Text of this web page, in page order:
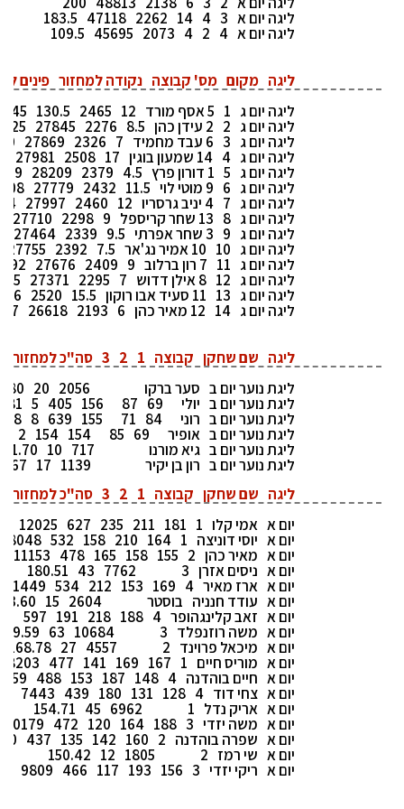
ליגה יום א 3
4
14
2262
47118
183.5
ליגה יום א 4
2
4
2073
45695
109.5
ליגה מקום מס' קבוצה נקודה למחזור פינים
ליגה יום ג 1 5 אסף מורד 12
2465
130.5
245
ליגה יום ג 2 2 עידן כהן 8.5
2276
27845
125
ליגה יום ג 3 6 עבד מחמיד 7
2326
27869
ליגה יום ג 4 14 שמעון בוגין 17
2508
27981
ליגה יום ג 5 1 דורון פרץ 4.5
2379
28209
ליגה יום ג 6 9 מוטי לוי 11.5
2432
27779
108
ליגה יום ג 7 4 יניב גרסריו 12
2460
27997
ליגה יום ג 8 13 שחר קריספל 9
2298
27710
ליגה יום ג 9 3 שחר אפרתי 9.5
2339
27464
ליגה יום ג 10 10 אמיר נג'אר 7.5
2392
27755
ליגה יום ג 11 7 רון ברלוב 9
2409
27676
92
ליגה יום ג 12 8 אילן דדוש 7
2295
27371
ליגה יום ג 13 11 סעיד אבו רוקון 15.5
2520
ליגה יום ג 14 12 מאיר כהן 6
2193
26618
77
ליגה שם שחקן קבוצה 1
2
3 סה"כ למחזור
ליגת נוער יום ב סער ברקו 2056
20
ליגת נוער יום ב יולי 69
87
156
405
5
81
ליגת נוער יום ב רוני 84
71
155
639
8
ליגת נוער יום ב אופיר 69
85
154
154
2
ליגת נוער יום ב גיא מורנו 717
10
71.70
ליגת נוער יום ב רון בן יקיר 1139
17
67
ליגה שם שחקן קבוצה 1
2
3 סה"כ למחזור
יום א אמי קלו 1
181
211
235
627
12025
יום א יוסי דוניצה 1
164
210
158
532
8048
יום א מאיר כהן 2
155
158
165
478
11153
יום א ניסים אזרן 3
7762
43
180.51
יום א ארז מאיר 4
169
153
212
534
11449
יום א עודד חנניה בוסטר 2604
15
יום א זאב קלינגהופר 4
188
218
191
597
יום א משה רוזנפלד 3
10684
63
יום א מיכאל פרוינד 2
4557
27
168.78
יום א מוריס חיים 1
167
169
141
477
8203
יום א חיים בוהדנה 4
148
187
153
488
יום א צחי דוד 4
128
131
180
439
7443
יום א אריק נדל 1
6962
45
154.71
יום א משה יזדי 3
188
164
120
472
10179
יום א שפרה בוהדנה 2
160
142
135
437
יום א שי רמז 2
1805
12
150.42
יום א ריקי יזדי 3
156
193
117
466
9809